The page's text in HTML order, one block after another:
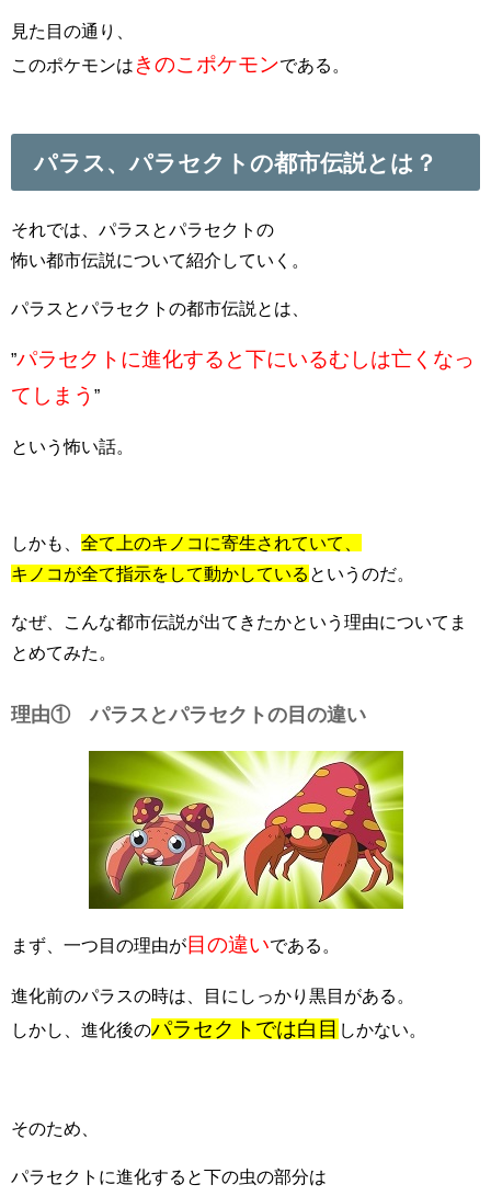
見た目の通り、
このポケモンは きのこポケモンである。
パラス、パラセクトの都市伝説とは？
それでは、パラスとパラセクトの
怖い都市伝説について紹介していく。
パラスとパラセクトの都市伝説とは、
”パラセクトに進化すると下にいるむしは亡くなっ
てしまう ”
という怖い話。
しかも、 全て上のキノコに寄生されていて、
キノコが全て指示をして動かしている というのだ。
なぜ、こんな都市伝説が出てきたかという理由についてま
とめてみた。
理由① パラスとパラセクトの目の違い
まず、一つ目の理由が 目の違いである。
進化前のパラスの時は、目にしっかり黒目がある。
しかし、進化後のパラセクトでは白目 しかない。
そのため、
パラセクトに進化すると下の虫の部分は